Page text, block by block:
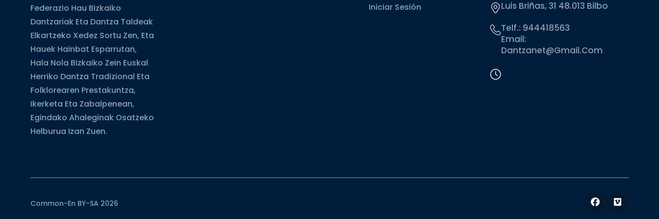
Federazio Hau Bizkaiko
Dantzariak Eta Dantza Taldeak
Elkartzeko Xedez Sortu Zen, Eta
Hauek Hainbat Esparrutan,
Hala Nola Bizkaiko Zein Euskal
Herriko Dantza Tradizional Eta
Folklorearen Prestakuntza,
Ikerketa Eta Zabalpenean,
Egindako Ahaleginak Osatzeko
Helburua Izan Zuen.
Iniciar Sesión
Luis Briñas, 31 48.013 Bilbo
Telf.: 944418563
Email:
Dantzanet@gmail.com
Common-En BY-SA 2026 Facebook
Vimeo